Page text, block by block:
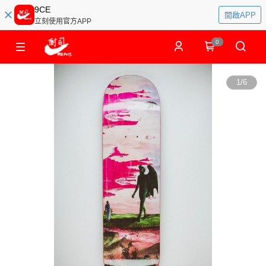
9CE
立刻使用官方APP
開啟APP
0
1/6